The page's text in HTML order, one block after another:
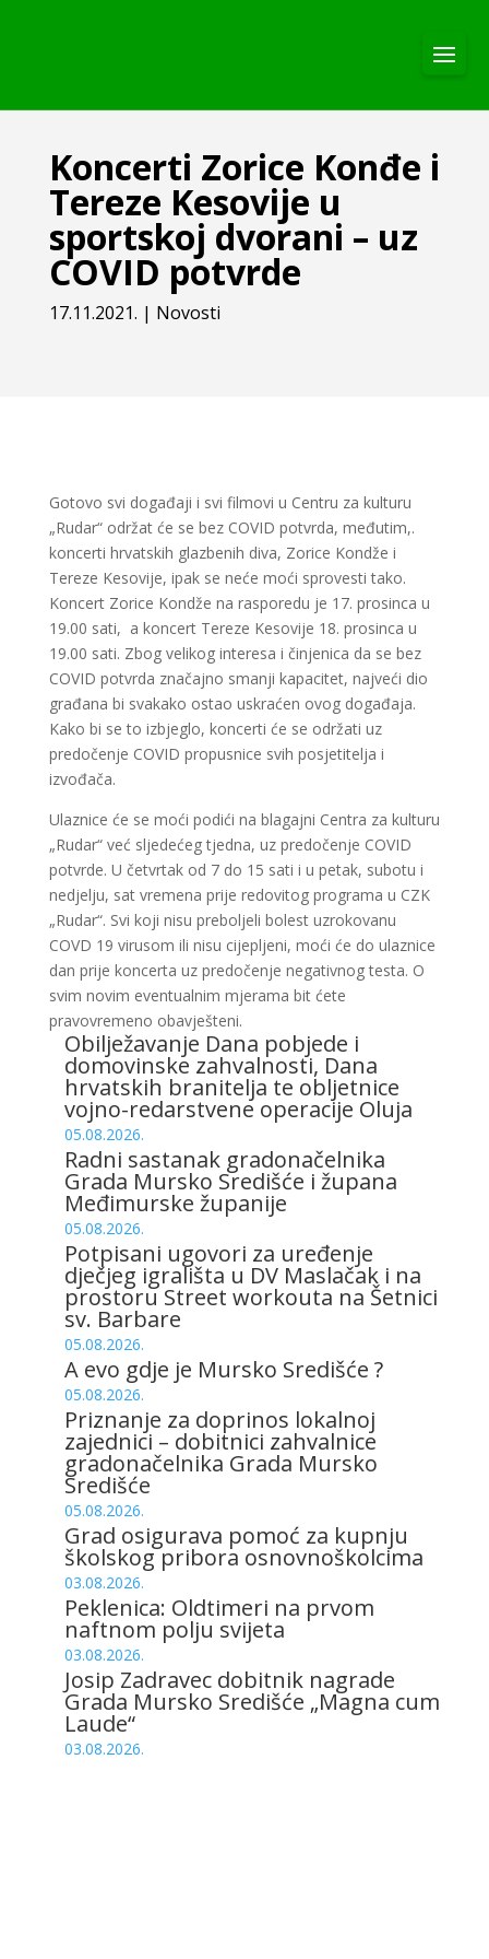
Koncerti Zorice Konđe i
Tereze Kesovije u
sportskoj dvorani – uz
COVID potvrde
17.11.2021. | Novosti
Gotovo svi događaji i svi filmovi u Centru za kulturu
„Rudar“ održat će se bez COVID potvrda, međutim,.
koncerti hrvatskih glazbenih diva, Zorice Kondže i
Tereze Kesovije, ipak se neće moći sprovesti tako.
Koncert Zorice Kondže na rasporedu je 17. prosinca u
19.00 sati, a koncert Tereze Kesovije 18. prosinca u
19.00 sati. Zbog velikog interesa i činjenica da se bez
COVID potvrda značajno smanji kapacitet, najveći dio
građana bi svakako ostao uskraćen ovog događaja.
Kako bi se to izbjeglo, koncerti će se održati uz
predočenje COVID propusnice svih posjetitelja i
izvođača.
Ulaznice će se moći podići na blagajni Centra za kulturu
„Rudar“ već sljedećeg tjedna, uz predočenje COVID
potvrde. U četvrtak od 7 do 15 sati i u petak, subotu i
nedjelju, sat vremena prije redovitog programa u CZK
„Rudar“. Svi koji nisu preboljeli bolest uzrokovanu
COVD 19 virusom ili nisu cijepljeni, moći će do ulaznice
dan prije koncerta uz predočenje negativnog testa. O
svim novim eventualnim mjerama bit ćete
pravovremeno obavješteni.
Obilježavanje Dana pobjede i
domovinske zahvalnosti, Dana
hrvatskih branitelja te obljetnice
vojno-redarstvene operacije Oluja
05.08.2026.
Radni sastanak gradonačelnika
Grada Mursko Središće i župana
Međimurske županije
05.08.2026.
Potpisani ugovori za uređenje
dječjeg igrališta u DV Maslačak i na
prostoru Street workouta na Šetnici
sv. Barbare
05.08.2026.
A evo gdje je Mursko Središće ?
05.08.2026.
Priznanje za doprinos lokalnoj
zajednici – dobitnici zahvalnice
gradonačelnika Grada Mursko
Središće
05.08.2026.
Grad osigurava pomoć za kupnju
školskog pribora osnovnoškolcima
03.08.2026.
Peklenica: Oldtimeri na prvom
naftnom polju svijeta
03.08.2026.
Josip Zadravec dobitnik nagrade
Grada Mursko Središće „Magna cum
Laude“
03.08.2026.